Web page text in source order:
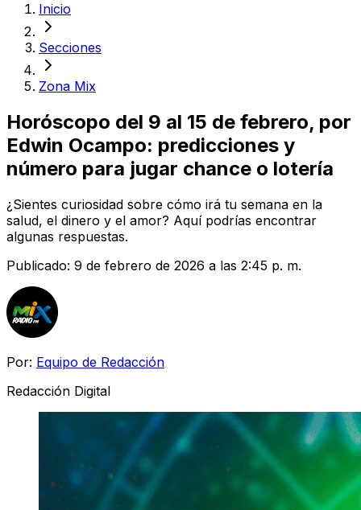
Inicio
Secciones
Zona Mix
Horóscopo del 9 al 15 de febrero, por
Edwin Ocampo: predicciones y
número para jugar chance o lotería
¿Sientes curiosidad sobre cómo irá tu semana en la
salud, el dinero y el amor? Aquí podrías encontrar
algunas respuestas.
Publicado: 9 de febrero de 2026 a las 2:45 p. m.
Por: Equipo de Redacción
Redacción Digital